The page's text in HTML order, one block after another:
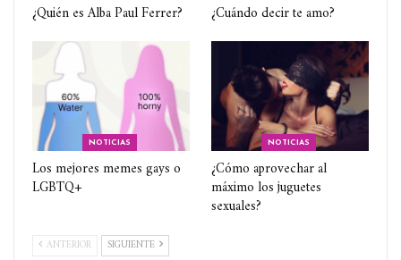
¿Quién es Alba Paul Ferrer? ¿Cuándo decir te amo?
NOTICIAS
Los mejores memes gays o
LGBTQ+
NOTICIAS
¿Cómo aprovechar al
máximo los juguetes
sexuales?
ANTERIOR SIGUIENTE